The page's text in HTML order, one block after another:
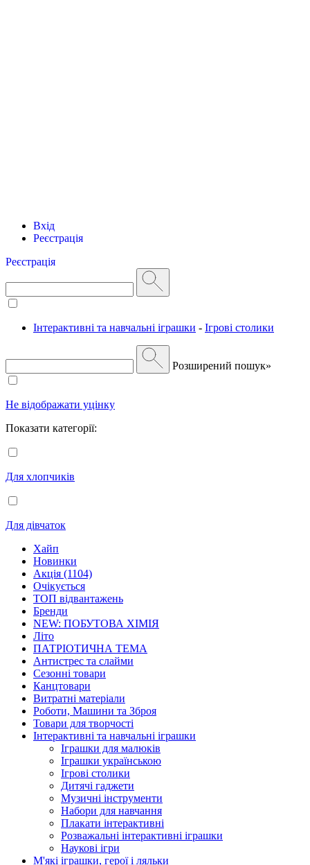
Вхід
Реєстрація
Реєстрація
Інтерактивні та навчальні іграшки - Ігрові столики
Розширений пошук»
Не відображати уцінку
Показати категорії:
Для хлопчиків
Для дівчаток
Хайп
Новинки
Акція (1104)
Очікується
ТОП відвантажень
Бренди
NEW: ПОБУТОВА ХІМІЯ
Літо
ПАТРІОТИЧНА ТЕМА
Антистрес та слайми
Сезонні товари
Канцтовари
Витратні матеріали
Роботи, Машини та Зброя
Товари для творчості
Інтерактивні та навчальні іграшки
Іграшки для малюків
Іграшки українською
Ігрові столики
Дитячі гаджети
Музичні інструменти
Набори для навчання
Плакати інтерактивні
Розважальні інтерактивні іграшки
Наукові ігри
М'які іграшки, герої і ляльки